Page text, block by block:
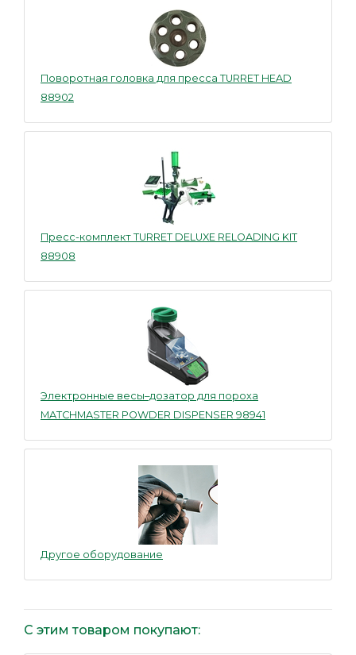
Поворотная головка для пресса TURRET HEAD
88902
Пресс-комплект TURRET DELUXE RELOADING KIT
88908
Электронные весы–дозатор для пороха
MATCHMASTER POWDER DISPENSER 98941
Другое оборудование
С этим товаром покупают: